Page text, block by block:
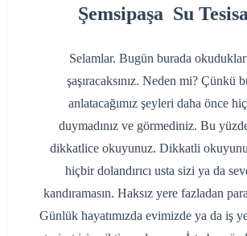
Şemsipaşa Su
Selamlar. Bugün burada
şaşıracaksınız. Neden mi? Çünkü
anlatacağımız şeyleri daha önce
duymadınız ve görmediniz. Bu
dikkatlice okuyunuz. Dikkatli
hiçbir dolandırıcı usta sizi ya da
kandıramasın. Haksız yere fazladan
Günlük hayatımızda evimizde ya da iş